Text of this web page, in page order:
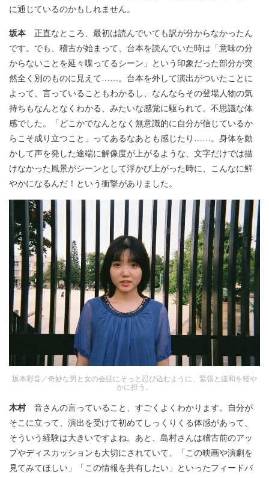
に通じているのかもしれません。
坂本 正直なところ、最初は読んでいても訳が分からなかったん
です。でも、稽古が始まって、台本を読んでいた時は「意味の分
からないことを延々喋ってるシーン」という印象だった部分が突
然全く別のものに見えて……。台本を外して演出がついたことに
よって、言っていることもわかるし、なんならその登場人物の気
持ちもなんとなくわかる、みたいな感覚に駆られて。不思議な体
感でした。「どこかでなんとなく無意識的に自分が信じているか
らこそ成り立つこと」ってあるなあとも感じたり……。身体を動
かして声を発した途端に解像度が上がるような、文字だけでは描
けなかった風景がシーンとして浮かび上がった時に、こんなに鮮
やかになるんだ！という衝撃がありました。
坂本彩音／奇妙な男と女の会話にそっと忍び込むように、緊張と緩和を軽や
かに担う。
木村音さんの言っていること、すごくよくわかります。自分が
そこに立って、演出を受けて初めてしっくりくる体感があって、
そういう経験は大きいですよね。あと、島村さんは稽古前のアッ
プやディスカッションも大切にされていて、「この映画や演劇を
見てみてほしい」「この情報を共有したい」といったフィードバ